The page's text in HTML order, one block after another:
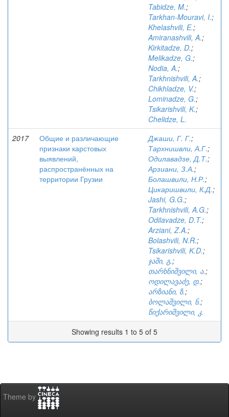
Tabidze, M.;
Tarkhan-Mouravi, I.;
Khelashvili, E.;
Amiranashvili, A.;
Kirkitadze, D.;
Melikadze, G.;
Nodia, A.;
Tarkhnishvili, A.;
Chikhladze, V.;
Lominadze, G.;
Tsikarishvili, K.;
Chelidze, L.
2017
Общие и различающие
признаки карстовых
выявлений,
распространённых на
территории Грузии
Джаши, Г. Г.;
Тархнишвли, А.Г.;
Одилавадзе, Д.Т.;
Арзиани, З.А.;
Болашвили, Н.Р.;
Цикаришвили, К.Д.;
Jashi, G.G.;
Tarkhnishvili, A.G.;
Odilavadze, D.T.;
Arziani, Z.A.;
Bolashvili, N.R.;
Tsikarishvili, K.D.;
ჯაში, გ.;
თარხნიშვილი, ა.;
ოდილავაძე, დ.;
არზიანი, ზ.;
ბოლაშვილი, ნ.;
წიქარიშვილი, კ.
Showing results 1 to 5 of 5
Theme by